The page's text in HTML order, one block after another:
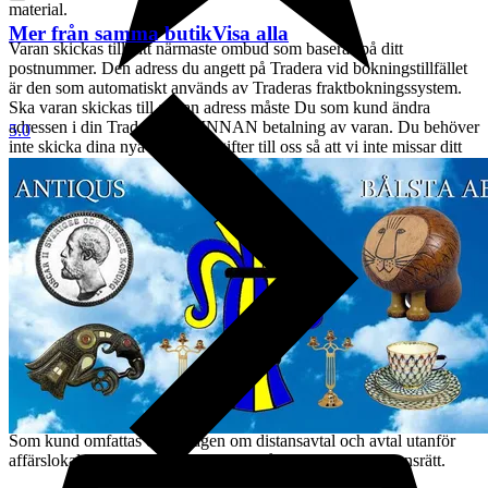
material.
Varan skickas till ditt närmaste ombud som baseras på ditt
postnummer. Den adress du angett på Tradera vid bokningstillfället
är den som automatiskt används av Traderas fraktbokningssystem.
Ska varan skickas till annan adress måste Du som kund ändra
adressen i din Traderaprofil INNAN betalning av varan. Du behöver
inte skicka dina nya adressuppgifter till oss så att vi inte missar ditt
meddelande av något skäl.
Vi erbjuder samfrakt i den mån det är möjligt på auktioner som går
ut inom 7 dagar, om det finns plats i kartongen och bruttovikten inte
överstiger 20 kg.
Vi postar inom 2-3 dagar efter erhållen betalning. Mobilnummer
måste anges i din traderaprofil då avisering sker via sms.
Kunden står för returkostnaden vid felaktig leverans uppgift eller ej
utlöst paket, önskas varan återsändas tillkommer ny fraktkostnad.
Ångerrätt & Reklamation
Som kund omfattas du av lagen om distansavtal och avtal utanför
affärslokaler vilket innebär 14 dagars ånger- & reklamationsrätt.
5.0
Mer från samma butikVisa alla